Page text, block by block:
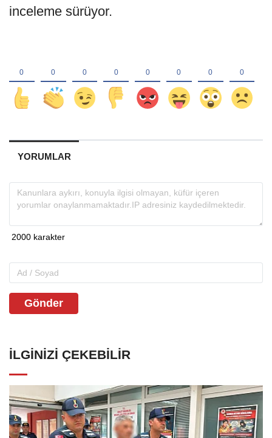
inceleme sürüyor.
YORUMLAR
Gönder
İLGINIZI ÇEKEBILIR